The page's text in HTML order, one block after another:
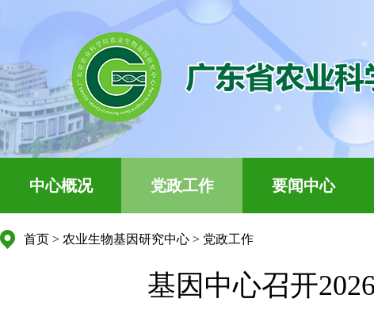
中心概况 党政工作 要闻中心
首页 > 农业生物基因研究中心 > 党政工作
基因中心召开